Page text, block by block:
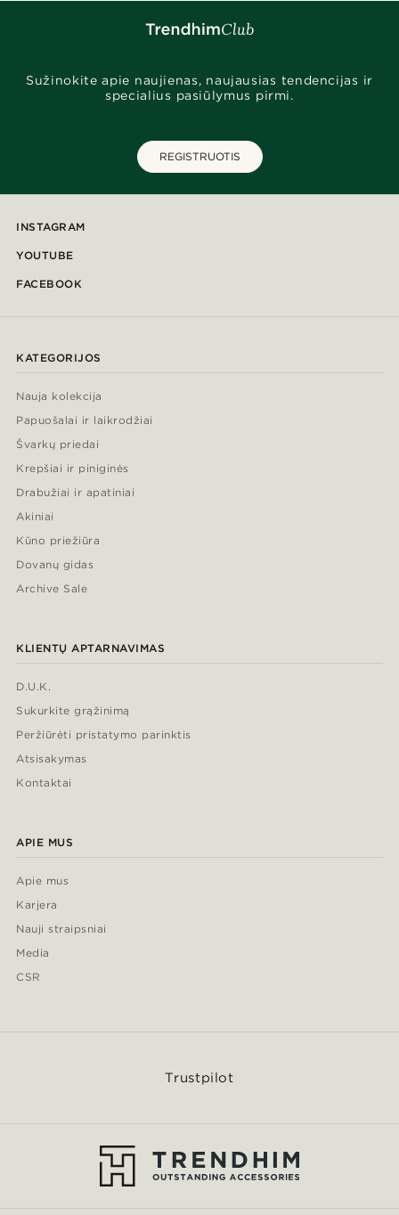
Sužinokite apie naujienas, naujausias tendencijas ir
specialius pasiūlymus pirmi.
REGISTRUOTIS
INSTAGRAM
YOUTUBE
FACEBOOK
KATEGORIJOS
Nauja kolekcija
Papuošalai ir laikrodžiai
Švarkų priedai
Krepšiai ir piniginės
Drabužiai ir apatiniai
Akiniai
Kūno priežiūra
Dovanų gidas
Archive Sale
KLIENTŲ APTARNAVIMAS
D.U.K.
Sukurkite grąžinimą
Peržiūrėti pristatymo parinktis
Atsisakymas
Kontaktai
APIE MUS
Apie mus
Karjera
Nauji straipsniai
Media
CSR
Trustpilot